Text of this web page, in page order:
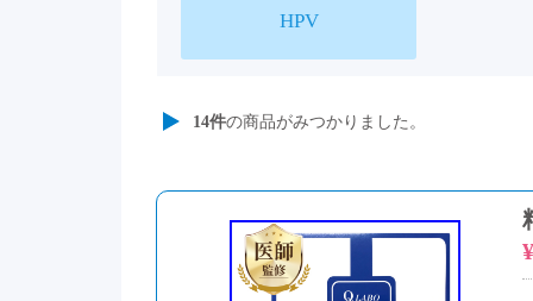
HPV
14件の商品がみつかりました。